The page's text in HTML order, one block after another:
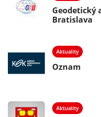
Geodetický
Bratislava
Aktuality
Oznam
Aktuality